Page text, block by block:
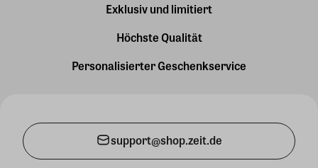
Exklusiv und limitiert
Höchste Qualität
Personalisierter Geschenkservice
support@shop.zeit.de